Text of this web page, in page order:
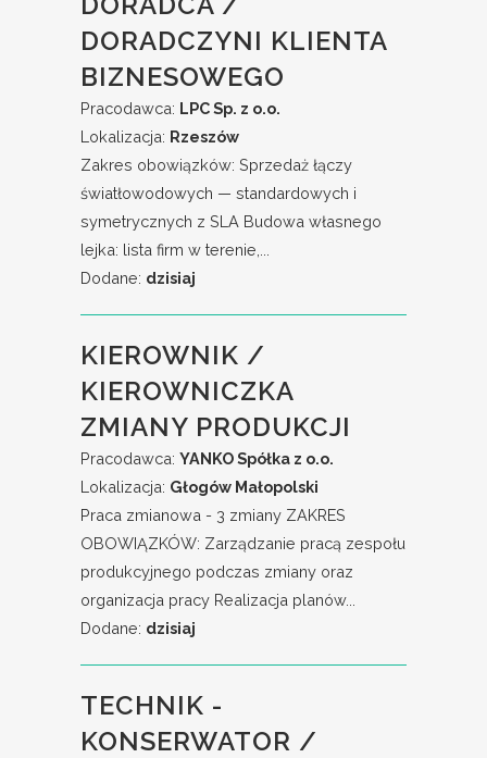
DORADCZYNI KLIENTA
BIZNESOWEGO
Pracodawca: LPC Sp. z o.o.
Lokalizacja: Rzeszów
Zakres obowiązków: Sprzedaż łączy
światłowodowych — standardowych i
symetrycznych z SLA Budowa własnego
lejka: lista firm w terenie,...
Dodane: dzisiaj
KIEROWNIK /
KIEROWNICZKA
ZMIANY PRODUKCJI
Pracodawca: YANKO Spółka z o.o.
Lokalizacja: Głogów Małopolski
Praca zmianowa - 3 zmiany ZAKRES
OBOWIĄZKÓW: Zarządzanie pracą zespołu
produkcyjnego podczas zmiany oraz
organizacja pracy Realizacja planów...
Dodane: dzisiaj
TECHNIK -
KONSERWATOR /